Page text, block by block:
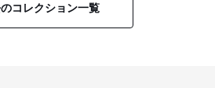
コレクション一覧